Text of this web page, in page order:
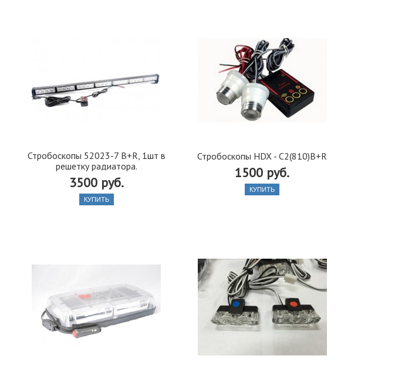
Стробоскопы 52023-7 B+R, 1шт в
решетку радиатора.
3500 руб.
КУПИТЬ
Стробоскопы HDX - C2(810)B+R
1500 руб.
КУПИТЬ